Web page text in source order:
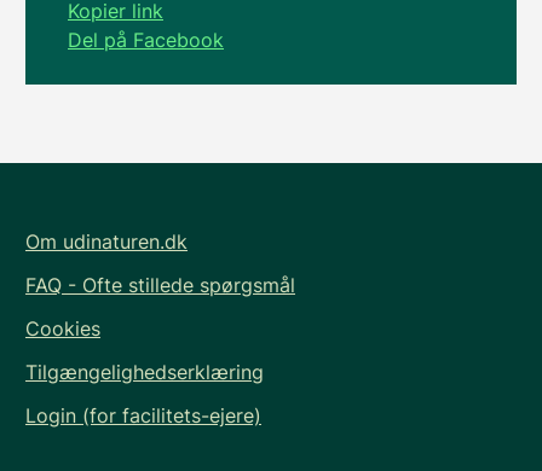
Kopier link
Del på Facebook
Om udinaturen.dk
FAQ - Ofte stillede spørgsmål
Cookies
Tilgængelighedserklæring
Login (for facilitets-ejere)